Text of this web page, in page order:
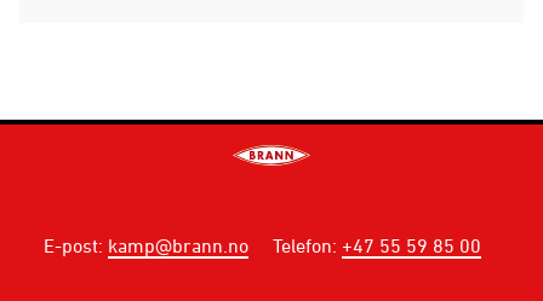
E-post: kamp@brann.no Telefon: +47 55 59 85 00